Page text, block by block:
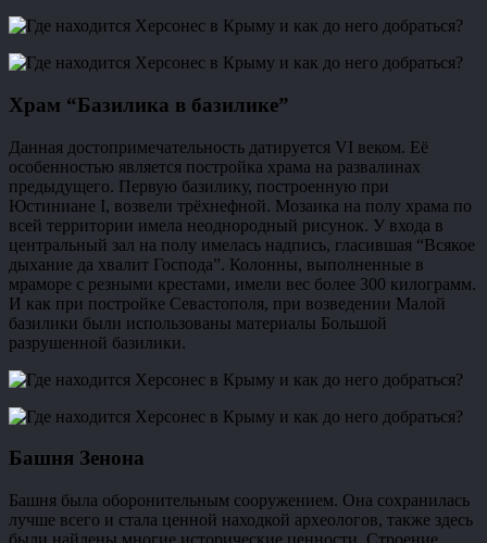
Храм “Базилика в базилике”
Данная достопримечательность датируется VI веком. Её
особенностью является постройка храма на развалинах
предыдущего. Первую базилику, построенную при
Юстиниане I, возвели трёхнефной. Мозаика на полу храма по
всей территории имела неоднородный рисунок. У входа в
центральный зал на полу имелась надпись, гласившая “Всякое
дыхание да хвалит Господа”. Колонны, выполненные в
мраморе с резными крестами, имели вес более 300 килограмм.
И как при постройке Севастополя, при возведении Малой
базилики были использованы материалы Большой
разрушенной базилики.
Башня Зенона
Башня была оборонительным сооружением. Она сохранилась
лучше всего и стала ценной находкой археологов, также здесь